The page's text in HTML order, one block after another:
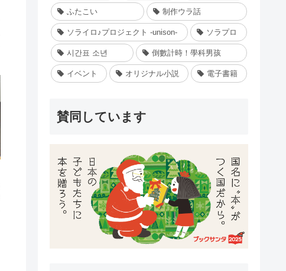
ふたこい 制作ウラ話
ソライロ♪プロジェクト -unison- ソラプロ
시간표 소년 倒數計時！學科男孩
イベント オリジナル小説 電子書籍
賛同しています